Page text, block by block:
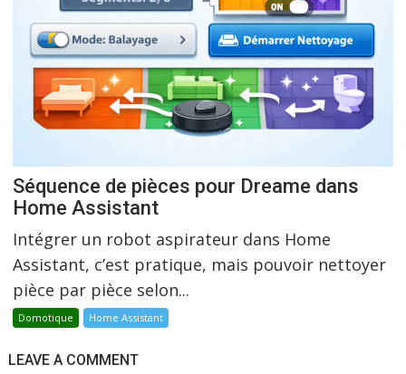
Séquence de pièces pour Dreame dans
Home Assistant
Intégrer un robot aspirateur dans Home
Assistant, c’est pratique, mais pouvoir nettoyer
pièce par pièce selon...
Domotique Home Assistant
LEAVE A COMMENT